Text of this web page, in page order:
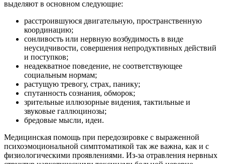
выделяют в основном следующие:
расстроившуюся двигательную, пространственную
координацию;
сонливость или нервную возбудимость в виде
неусидчивости, совершения непродуктивных действий
и поступков;
неадекватное поведение, не соответствующее
социальным нормам;
растущую тревогу, страх, панику;
спутанность сознания, обморок;
зрительные иллюзорные видения, тактильные и
звуковые галлюцинозы;
бредовые мысли, идеи.
Медицинская помощь при передозировке с выраженной
психоэмоциональной симптоматикой так же важна, как и с
физиологическими проявлениями. Из-за отравления нервных